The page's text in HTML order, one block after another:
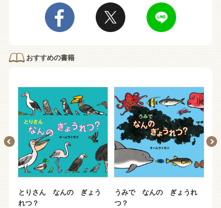
おすすめの書籍
りさん なんの ぎょう
うみで なんの ぎょうれ
むしさ